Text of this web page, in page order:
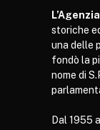
storiche
una delle
fondò la
nome di
Dal 1955